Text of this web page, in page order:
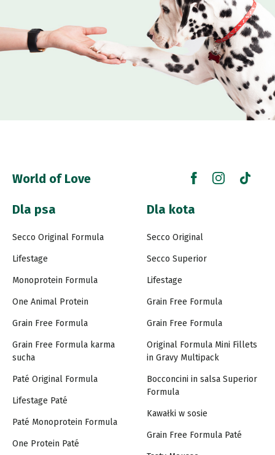
World of Love
Dla psa
Secco Original Formula
Lifestage
Monoprotein Formula
One Animal Protein
Grain Free Formula
Grain Free Formula karma
sucha
Paté Original Formula
Lifestage Paté
Paté Monoprotein Formula
One Protein Paté
Dla kota
Secco Original
Secco Superior
Lifestage
Grain Free Formula
Grain Free Formula
Original Formula Mini Fillets
in Gravy Multipack
Bocconcini in salsa Superior
Formula
Kawałki w sosie
Grain Free Formula Paté